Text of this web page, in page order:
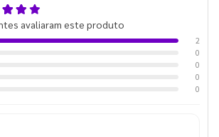
avaliaram este produto
2
0
0
0
0